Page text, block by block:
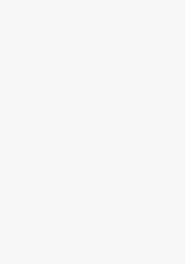
banner comporta il permanere
di cookie o altri sistemi di